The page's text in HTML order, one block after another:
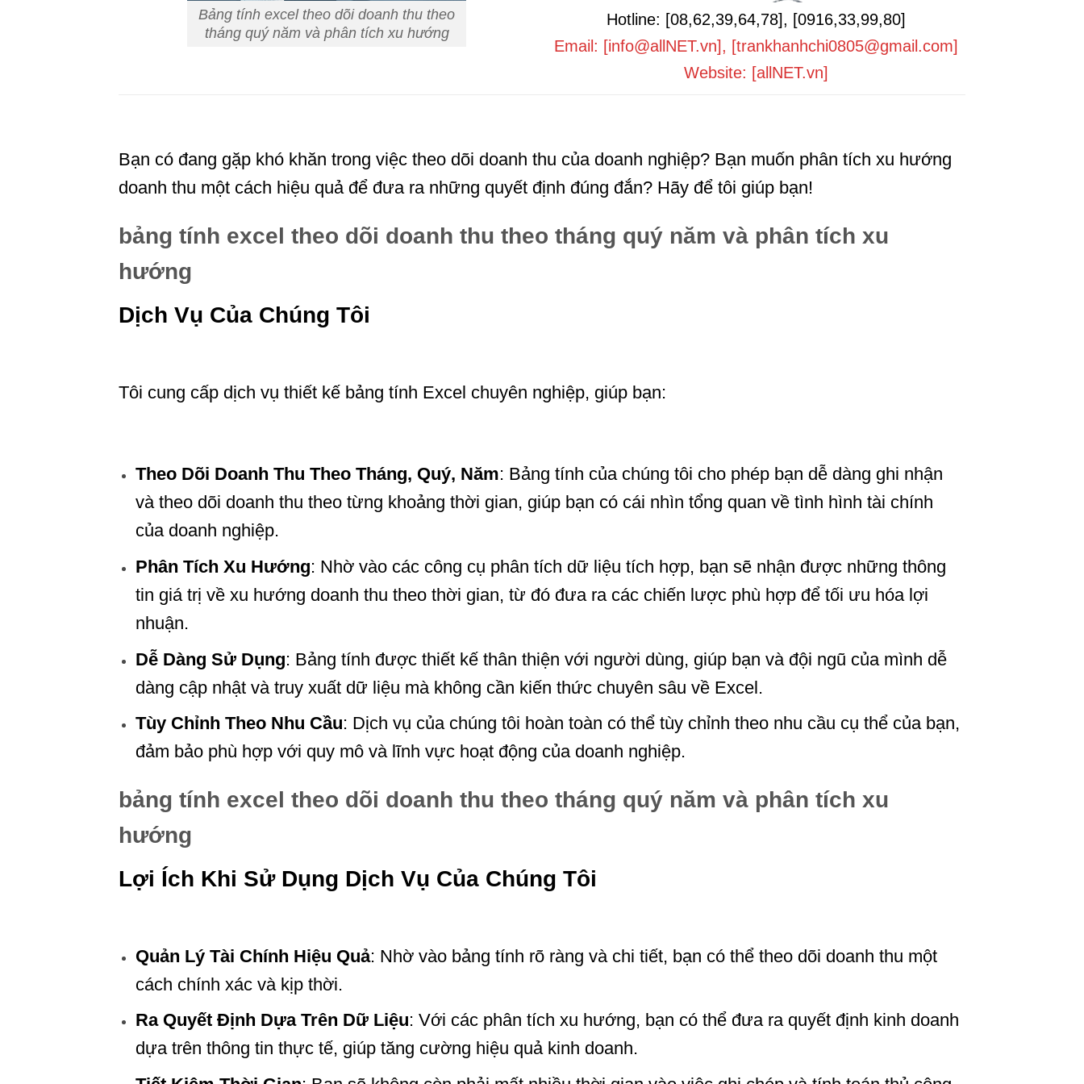
Bảng tính excel theo dõi doanh thu theo
tháng quý năm và phân tích xu hướng
Hotline: [08,62,39,64,78], [0916,33,99,80]
Email: [info@allNET.vn], [trankhanhchi0805@gmail.com]
Website: [allNET.vn]
Bạn có đang gặp khó khăn trong việc theo dõi doanh thu của doanh nghiệp? Bạn muốn phân tích xu hướng
doanh thu một cách hiệu quả để đưa ra những quyết định đúng đắn? Hãy để tôi giúp bạn!
bảng tính excel theo dõi doanh thu theo tháng quý năm và phân tích xu
hướng
Dịch Vụ Của Chúng Tôi
Tôi cung cấp dịch vụ thiết kế bảng tính Excel chuyên nghiệp, giúp bạn:
Theo Dõi Doanh Thu Theo Tháng, Quý, Năm: Bảng tính của chúng tôi cho phép bạn dễ dàng ghi nhận
và theo dõi doanh thu theo từng khoảng thời gian, giúp bạn có cái nhìn tổng quan về tình hình tài chính
của doanh nghiệp.
Phân Tích Xu Hướng: Nhờ vào các công cụ phân tích dữ liệu tích hợp, bạn sẽ nhận được những thông
tin giá trị về xu hướng doanh thu theo thời gian, từ đó đưa ra các chiến lược phù hợp để tối ưu hóa lợi
nhuận.
Dễ Dàng Sử Dụng: Bảng tính được thiết kế thân thiện với người dùng, giúp bạn và đội ngũ của mình dễ
dàng cập nhật và truy xuất dữ liệu mà không cần kiến thức chuyên sâu về Excel.
Tùy Chỉnh Theo Nhu Cầu: Dịch vụ của chúng tôi hoàn toàn có thể tùy chỉnh theo nhu cầu cụ thể của bạn,
đảm bảo phù hợp với quy mô và lĩnh vực hoạt động của doanh nghiệp.
bảng tính excel theo dõi doanh thu theo tháng quý năm và phân tích xu
hướng
Lợi Ích Khi Sử Dụng Dịch Vụ Của Chúng Tôi
Quản Lý Tài Chính Hiệu Quả: Nhờ vào bảng tính rõ ràng và chi tiết, bạn có thể theo dõi doanh thu một
cách chính xác và kịp thời.
Ra Quyết Định Dựa Trên Dữ Liệu: Với các phân tích xu hướng, bạn có thể đưa ra quyết định kinh doanh
dựa trên thông tin thực tế, giúp tăng cường hiệu quả kinh doanh.